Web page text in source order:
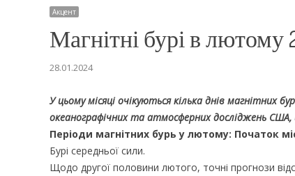
Акцент
Магнітні бурі в лютому
28.01.2024
У цьому місяці очікуються кілька днів магнітних
океанографічних та атмосферних досліджень США,
Періоди магнітних бурь у лютому: Початок
Бурі середньої сили.
Щодо другої половини лютого, точні прогнози